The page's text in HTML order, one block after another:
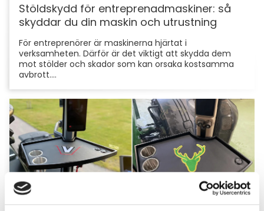
Stöldskydd för entreprenadmaskiner: så
skyddar du din maskin och utrustning
För entreprenörer är maskinerna hjärtat i
verksamheten. Därför är det viktigt att skydda dem
mot stölder och skador som kan orsaka kostsamma
avbrott....